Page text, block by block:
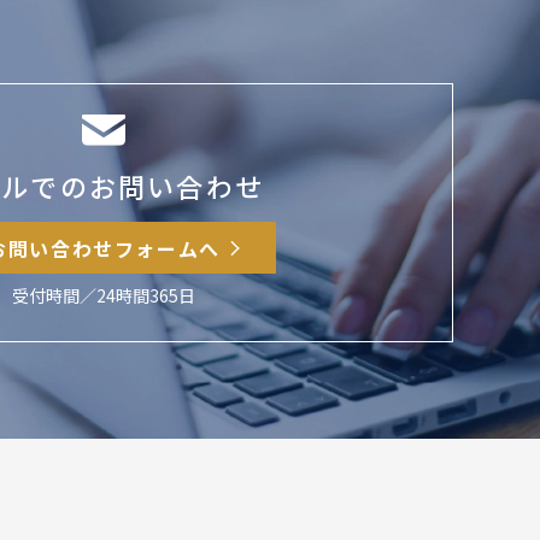
でのお問い合わせ
問い合わせフォームへ
受付時間／24時間365日